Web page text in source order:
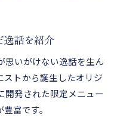
逸話を紹介
思いがけない逸話を生ん
ストから誕生したオリジ
開発された限定メニュー
富です。